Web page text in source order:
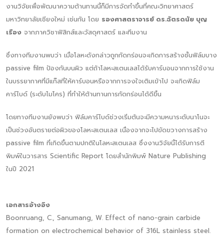
งานวิจัยเพื่อพัฒนาความต้านทานนี้ก็มีการจัดทำขึ้นที่คณะวิทยาศาสตร์
มหาวิทยาลัยเชียงใหม่ เช่นกัน โดย รองศาสตราจารย์ ดร.ฉัตรดนัย บุญ
เรือง จากภาควิชาฟิสิกส์และวัสดุศาสตร์ และทีมงาน
ซึ่งทางทีมงานพบว่า เมื่อโลหะดังกล่าวถูกกัดกร่อนจะเกิดการสร้างชั้นฟิล์มบาง
passive film ป้องกันบนผิว แต่ถ้าโลหะสเตนเลสได้รับคาร์บอนจากการใช้งาน
ในบรรยากาศที่มีแก๊สที่ให้คาร์บอนหรือจากการจงใจเติมเข้าไป จะเกิดฟิล์ม
คาร์ไบด์ (ระดับไมโคร) ที่ทำให้ต้านทานการกัดกร่อนได้ดีขึ้น
โดยทางทีมงานยังพบว่า ฟิล์มคาร์ไบด์ช่วงเริ่มต้นจะมีความหนาระดับนาโนจะ
เป็นช่วงอันตรายต่อผิวของโลหะสเตนเลส เนื่องจากจะไปขัดขวางการสร้าง
passive film ที่เกิดขึ้นตามปกติในโลหะสเตนเลส ซึ่งงานวิจัยนี้ได้รับการตี
พิมพ์ในวารสาร Scientific Report โดยสำนักพิมพ์ Nature Publishing
ในปี 2021
เอกสารอ้างอิง
Boonruang, C., Sanumang, W. Effect of nano-grain carbide
formation on electrochemical behavior of 316L stainless steel.